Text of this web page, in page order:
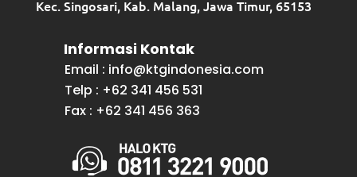
Kec. Singosari, Kab. Malang, Jawa Timur, 65153
Informasi Kontak
Email : info@ktgindonesia.com
Telp : +62 341 456 531
Fax : +62 341 456 363